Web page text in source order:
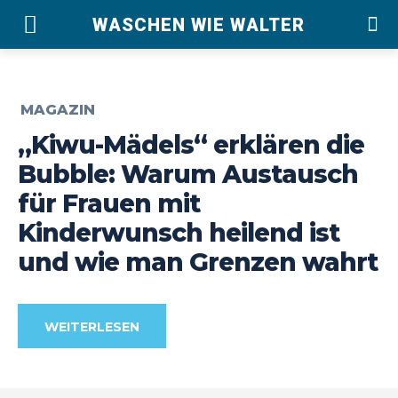
WASCHEN WIE WALTER
MAGAZIN
„Kiwu-Mädels“ erklären die
Bubble: Warum Austausch
für Frauen mit
Kinderwunsch heilend ist
und wie man Grenzen wahrt
WEITERLESEN